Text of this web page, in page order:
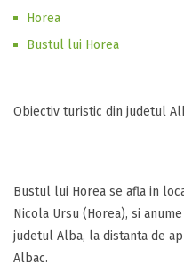
Horea
Bustul lui Horea
Obiectiv turistic din judetul
Bustul lui Horea se afla in
Nicola Ursu (Horea), si
judetul Alba, la distanta de
Albac.